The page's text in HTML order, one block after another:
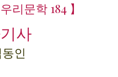
리문학 184 】
사
인